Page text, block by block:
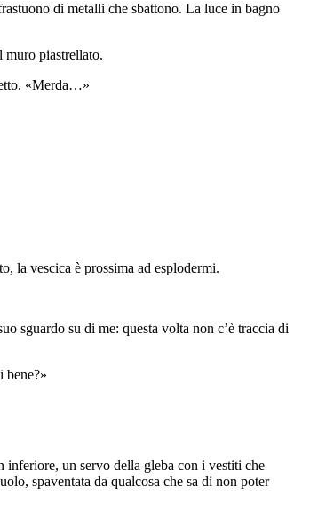
di metalli che sbattono. La luce in bagno
muro piastrellato.
«Merda…»
la vescica è prossima ad esplodermi.
sguardo su di me: questa volta non c’è traccia di
bene?»
inferiore, un servo della gleba con i vestiti che
spaventata da qualcosa che sa di non poter